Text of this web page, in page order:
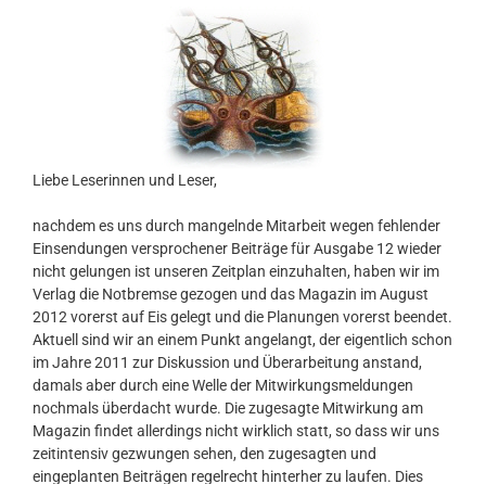
Liebe Leserinnen und Leser,
nachdem es uns durch mangelnde Mitarbeit wegen fehlender
Einsendungen versprochener Beiträge für Ausgabe 12 wieder
nicht gelungen ist unseren Zeitplan einzuhalten, haben wir im
Verlag die Notbremse gezogen und das Magazin im August
2012 vorerst auf Eis gelegt und die Planungen vorerst beendet.
Aktuell sind wir an einem Punkt angelangt, der eigentlich schon
im Jahre 2011 zur Diskussion und Überarbeitung anstand,
damals aber durch eine Welle der Mitwirkungsmeldungen
nochmals überdacht wurde. Die zugesagte Mitwirkung am
Magazin findet allerdings nicht wirklich statt, so dass wir uns
zeitintensiv gezwungen sehen, den zugesagten und
eingeplanten Beiträgen regelrecht hinterher zu laufen. Dies